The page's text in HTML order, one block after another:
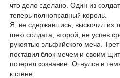
что дело сделано. Один из
теперь полноправный король.
Я, не сдержавшись, выскочил из
шею солдата, второй, не успев
рукоятью эльфийского меча.
поставил блок мечем и своим
потерял сознание. Очнулся в
к стене.